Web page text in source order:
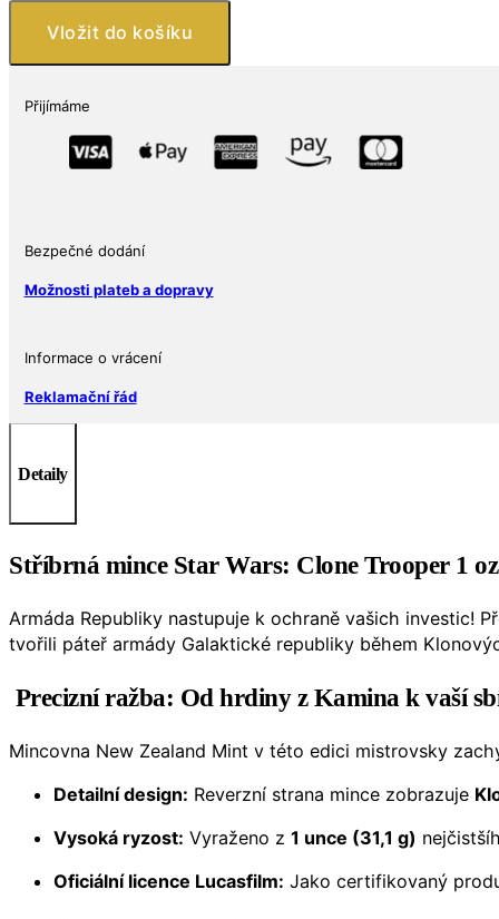
Wars:
Clone
Vložit do košíku
Přijímáme
Bezpečné dodání
Možnosti plateb a dopravy
Informace o vrácení
Reklamační řád
Detaily
Stříbrná mince Star Wars: Clone Trooper 1
Armáda Republiky nastupuje k ochraně vašich investic!
tvořili páteř armády Galaktické republiky během
Precizní ražba: Od hrdiny z Kamina k vaší
Mincovna New Zealand Mint v této edici mistrovsky
Detailní design: Reverzní strana mince zobrazuje
Vysoká ryzost: Vyraženo z 1 unce (31,1 g)
Oficiální licence Lucasfilm: Jako certifikovaný